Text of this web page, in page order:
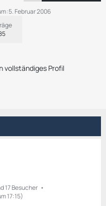
5. Februar 2006
vollständiges Profil
17 Besucher
17:15)